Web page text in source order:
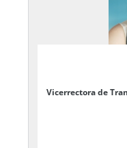
Vicerrectora de